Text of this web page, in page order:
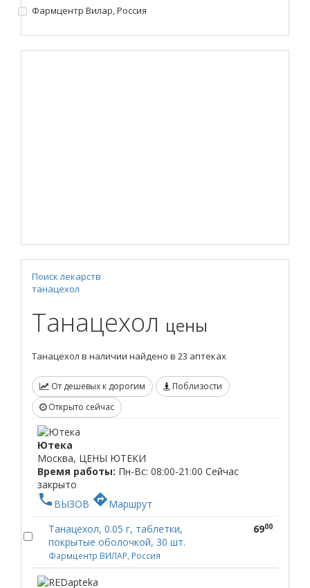
Фармцентр Вилар, Россия
Поиск лекарств
танацехол
Танацехол цены
Танацехол в наличии найдено в 23 аптеках
От дешевых к дорогим
Поблизости
Открыто сейчас
Ютека
Москва, ЦЕНЫ ЮТЕКИ
Время работы: Пн-Вс: 08:00-21:00 Сейчас
закрыто
phone ВЫЗОВ directionsМаршрут
Танацехол, 0.05 г, таблетки,
покрытые оболочкой, 30 шт.
Фармцентр ВИЛАР, Россия
6900